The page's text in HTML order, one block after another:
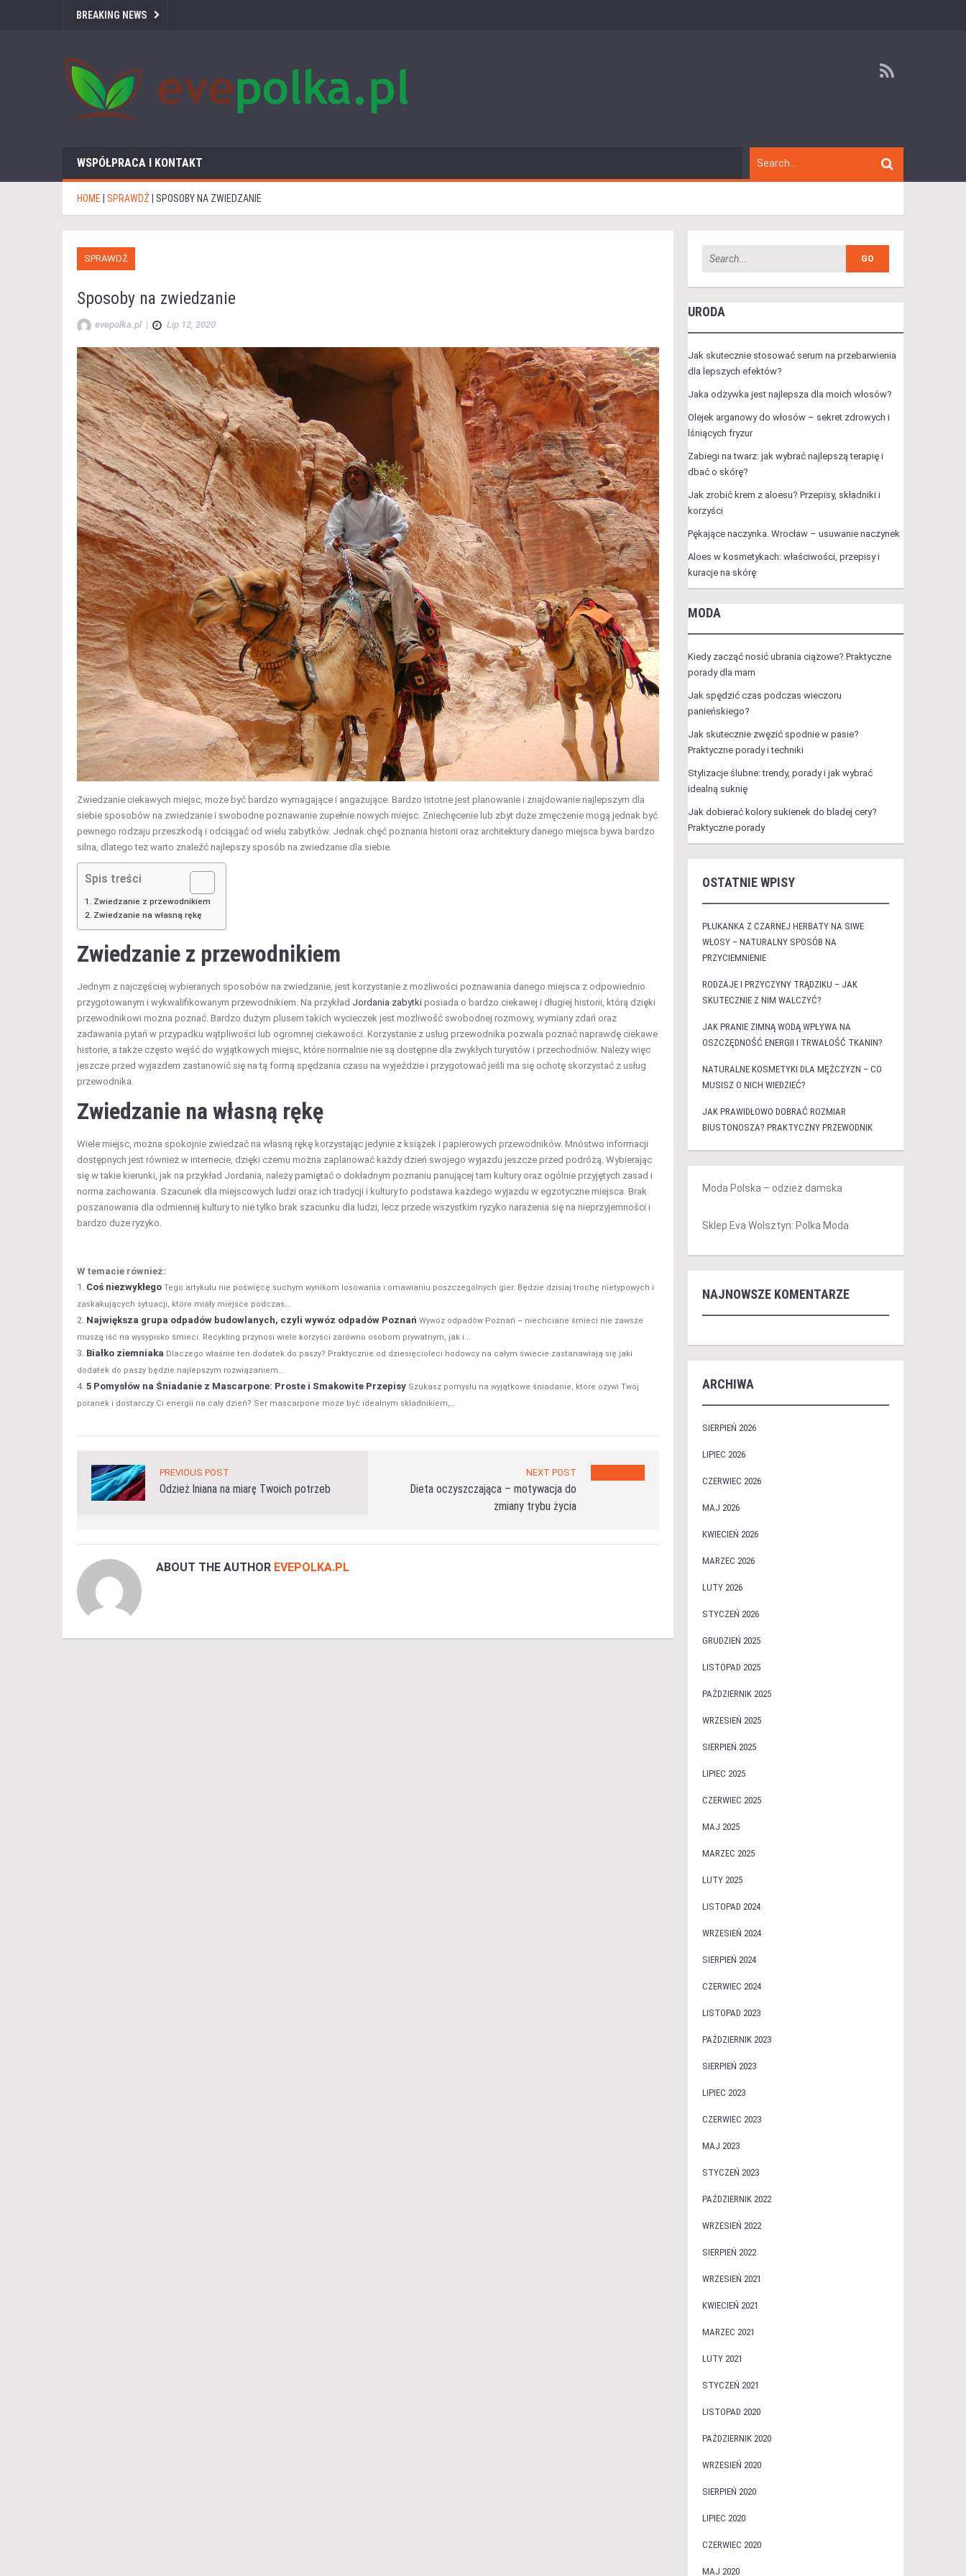
BREAKING NEWS
WSPÓŁPRACA I KONTAKT
HOME SPRAWDŹ SPOSOBY NA ZWIEDZANIE
SPRAWDŹ
Sposoby na zwiedzanie
evepolka.pl | Lip 12, 2020
Zwiedzanie ciekawych miejsc, może być bardzo wymagające i angażujące. Bardzo istotne jest planowanie i znajdowanie najlepszym dla
siebie sposobów na zwiedzanie i swobodne poznawanie zupełnie nowych miejsc. Zniechęcenie lub zbyt duże zmęczenie mogą jednak być
pewnego rodzaju przeszkodą i odciągać od wielu zabytków. Jednak chęć poznania historii oraz architektury danego miejsca bywa bardzo
silna, dlatego też warto znaleźć najlepszy sposób na zwiedzanie dla siebie.
Spis treści
Zwiedzanie z przewodnikiem
Zwiedzanie na własną rękę
Zwiedzanie z przewodnikiem
Jednym z najczęściej wybieranych sposobów na zwiedzanie, jest korzystanie z możliwości poznawania danego miejsca z odpowiednio
przygotowanym i wykwalifikowanym przewodnikiem. Na przykład Jordania zabytki posiada o bardzo ciekawej i długiej historii, którą dzięki
przewodnikowi można poznać. Bardzo dużym plusem takich wycieczek jest możliwość swobodnej rozmowy, wymiany zdań oraz
zadawania pytań w przypadku wątpliwości lub ogromnej ciekawości. Korzystanie z usług przewodnika pozwala poznać naprawdę ciekawe
historie, a także często wejść do wyjątkowych miejsc, które normalnie nie są dostępne dla zwykłych turystów i przechodniów. Należy więc
jeszcze przed wyjazdem zastanowić się na tą formą spędzania czasu na wyjeździe i przygotować jeśli ma się ochotę skorzystać z usług
przewodnika.
Zwiedzanie na własną rękę
Wiele miejsc, można spokojnie zwiedzać na własną rękę korzystając jedynie z książek i papierowych przewodników. Mnóstwo informacji
dostępnych jest również w internecie, dzięki czemu można zaplanować każdy dzień swojego wyjazdu jeszcze przed podróżą. Wybierając
się w takie kierunki, jak na przykład Jordania, należy pamiętać o dokładnym poznaniu panującej tam kultury oraz ogólnie przyjętych zasad i
norma zachowania. Szacunek dla miejscowych ludzi oraz ich tradycji i kultury to podstawa każdego wyjazdu w egzotyczne miejsca. Brak
poszanowania dla odmiennej kultury to nie tylko brak szacunku dla ludzi, lecz przede wszystkim ryzyko narażenia się na nieprzyjemności i
bardzo duże ryzyko.
W temacie również:
Coś niezwykłego Tego artykułu nie poświęcę suchym wynikom losowania i omawianiu poszczególnych gier. Będzie dzisiaj trochę nietypowych i
zaskakujących sytuacji, które miały miejsce podczas...
Największa grupa odpadów budowlanych, czyli wywóz odpadów Poznań Wywóz odpadów Poznań – niechciane śmieci nie zawsze
muszą iść na wysypisko śmieci. Recykling przynosi wiele korzyści zarówno osobom prywatnym, jak i...
Białko ziemniaka Dlaczego właśnie ten dodatek do paszy? Praktycznie od dziesięcioleci hodowcy na całym świecie zastanawiają się jaki
dodatek do paszy będzie najlepszym rozwiązaniem...
5 Pomysłów na Śniadanie z Mascarpone: Proste i Smakowite Przepisy Szukasz pomysłu na wyjątkowe śniadanie, które ożywi Twój
poranek i dostarczy Ci energii na cały dzień? Ser mascarpone może być idealnym składnikiem,...
PREVIOUS POST
Odzież lniana na miarę Twoich potrzeb
NEXT POST
Dieta oczyszczająca – motywacja do
zmiany trybu życia
ABOUT THE AUTHOR EVEPOLKA.PL
URODA
Jak skutecznie stosować serum na przebarwienia
dla lepszych efektów?
Jaka odżywka jest najlepsza dla moich włosów?
Olejek arganowy do włosów – sekret zdrowych i
lśniących fryzur
Zabiegi na twarz: jak wybrać najlepszą terapię i
dbać o skórę?
Jak zrobić krem z aloesu? Przepisy, składniki i
korzyści
Pękające naczynka. Wrocław – usuwanie naczynek
Aloes w kosmetykach: właściwości, przepisy i
kuracje na skórę
MODA
Kiedy zacząć nosić ubrania ciążowe? Praktyczne
porady dla mam
Jak spędzić czas podczas wieczoru
panieńskiego?
Jak skutecznie zwęzić spodnie w pasie?
Praktyczne porady i techniki
Stylizacje ślubne: trendy, porady i jak wybrać
idealną suknię
Jak dobierać kolory sukienek do bladej cery?
Praktyczne porady
OSTATNIE WPISY
PŁUKANKA Z CZARNEJ HERBATY NA SIWE
WŁOSY – NATURALNY SPOSÓB NA
PRZYCIEMNIENIE
RODZAJE I PRZYCZYNY TRĄDZIKU – JAK
SKUTECZNIE Z NIM WALCZYĆ?
JAK PRANIE ZIMNĄ WODĄ WPŁYWA NA
OSZCZĘDNOŚĆ ENERGII I TRWAŁOŚĆ TKANIN?
NATURALNE KOSMETYKI DLA MĘŻCZYZN – CO
MUSISZ O NICH WIEDZIEĆ?
JAK PRAWIDŁOWO DOBRAĆ ROZMIAR
BIUSTONOSZA? PRAKTYCZNY PRZEWODNIK
Moda Polska – odzież damska
Sklep Eva Wolsztyn: Polka Moda
NAJNOWSZE KOMENTARZE
ARCHIWA
SIERPIEŃ 2026
LIPIEC 2026
CZERWIEC 2026
MAJ 2026
KWIECIEŃ 2026
MARZEC 2026
LUTY 2026
STYCZEŃ 2026
GRUDZIEŃ 2025
LISTOPAD 2025
PAŹDZIERNIK 2025
WRZESIEŃ 2025
SIERPIEŃ 2025
LIPIEC 2025
CZERWIEC 2025
MAJ 2025
MARZEC 2025
LUTY 2025
LISTOPAD 2024
WRZESIEŃ 2024
SIERPIEŃ 2024
CZERWIEC 2024
LISTOPAD 2023
PAŹDZIERNIK 2023
SIERPIEŃ 2023
LIPIEC 2023
CZERWIEC 2023
MAJ 2023
STYCZEŃ 2023
PAŹDZIERNIK 2022
WRZESIEŃ 2022
SIERPIEŃ 2022
WRZESIEŃ 2021
KWIECIEŃ 2021
MARZEC 2021
LUTY 2021
STYCZEŃ 2021
LISTOPAD 2020
PAŹDZIERNIK 2020
WRZESIEŃ 2020
SIERPIEŃ 2020
LIPIEC 2020
CZERWIEC 2020
MAJ 2020